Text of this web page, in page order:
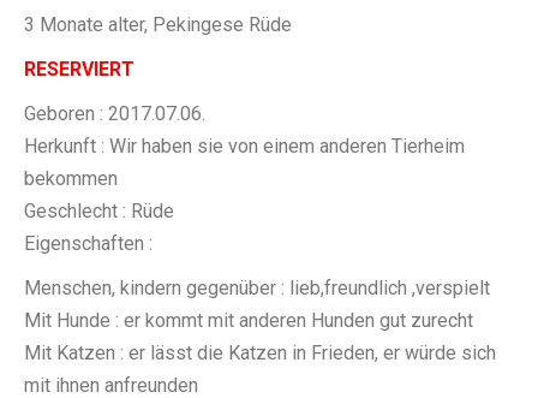
3 Monate alter, Pekingese Rüde
RESERVIERT
Geboren : 2017.07.06.
Herkunft : Wir haben sie von einem anderen Tierheim
bekommen
Geschlecht : Rüde
Eigenschaften :
Menschen, kindern gegenüber : lieb,freundlich ,verspielt
Mit Hunde : er kommt mit anderen Hunden gut zurecht
Mit Katzen : er lässt die Katzen in Frieden, er würde sich
mit ihnen anfreunden